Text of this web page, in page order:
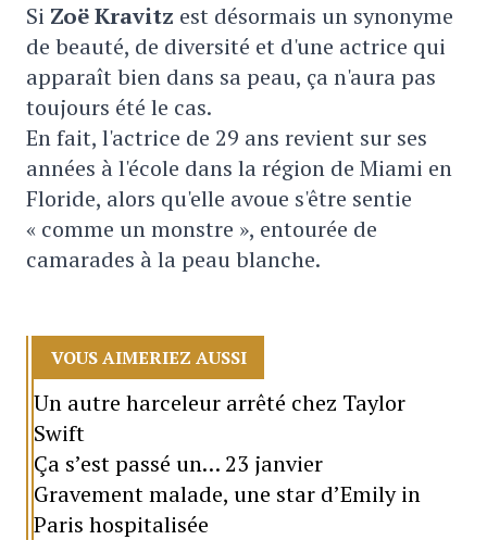
Si Zoë Kravitz est désormais un synonyme
de beauté, de diversité et d'une actrice qui
apparaît bien dans sa peau, ça n'aura pas
toujours été le cas.
En fait, l'actrice de 29 ans revient sur ses
années à l'école dans la région de Miami en
Floride, alors qu'elle avoue s'être sentie
« comme un monstre », entourée de
camarades à la peau blanche.
VOUS AIMERIEZ AUSSI
Un autre harceleur arrêté chez Taylor
Swift
Ça s’est passé un… 23 janvier
Gravement malade, une star d’Emily in
Paris hospitalisée